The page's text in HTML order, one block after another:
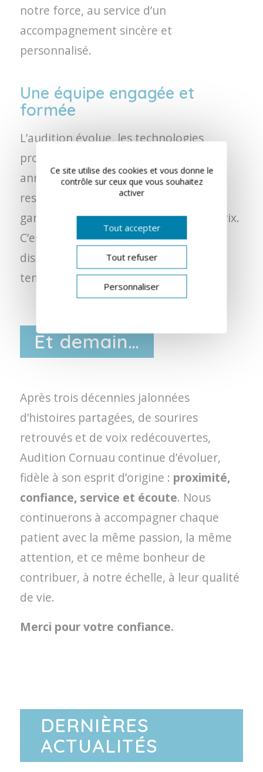
notre force, au service d’un
accompagnement sincère et
personnalisé.
Une équipe engagée et
formée
L’audition évolue, les technologies
progressent… et nous aussi. Chaque
année, notre équipe se forme pour
rester à la pointe des innovations et
garantir un suivi de qualité, au juste prix.
C’est un engagement quotidien : être
disponibles, attentifs, et prendre le
temps d’écouter, vraiment.
Et demain…
Après trois décennies jalonnées
d’histoires partagées, de sourires
retrouvés et de voix redécouvertes,
Audition Cornuau continue d’évoluer,
fidèle à son esprit d’origine : proximité,
confiance, service et écoute. Nous
continuerons à accompagner chaque
patient avec la même passion, la même
attention, et ce même bonheur de
contribuer, à notre échelle, à leur qualité
de vie.
Merci pour votre confiance.
DERNIÈRES
ACTUALITÉS
Ce site utilise des cookies et vous donne le
contrôle sur ceux que vous souhaitez
activer
Tout accepter
Tout refuser
Personnaliser